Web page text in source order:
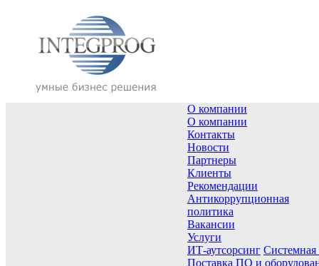
О компании
О компании
Контакты
Новости
Партнеры
Клиенты
Рекомендации
Антикоррупционная
политика
Вакансии
Услуги
ИТ-аутсорсинг Системная
Поставка ПО и